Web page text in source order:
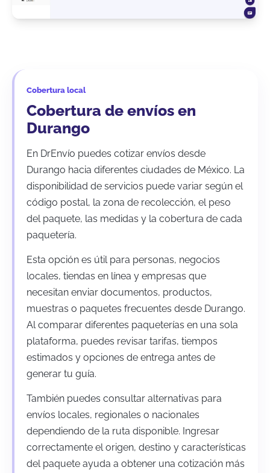
Cobertura local
Cobertura de envíos en
Durango
En DrEnvío puedes cotizar envíos desde
Durango hacia diferentes ciudades de México. La
disponibilidad de servicios puede variar según el
código postal, la zona de recolección, el peso
del paquete, las medidas y la cobertura de cada
paquetería.
Esta opción es útil para personas, negocios
locales, tiendas en línea y empresas que
necesitan enviar documentos, productos,
muestras o paquetes frecuentes desde Durango.
Al comparar diferentes paqueterías en una sola
plataforma, puedes revisar tarifas, tiempos
estimados y opciones de entrega antes de
generar tu guía.
También puedes consultar alternativas para
envíos locales, regionales o nacionales
dependiendo de la ruta disponible. Ingresar
correctamente el origen, destino y características
del paquete ayuda a obtener una cotización más